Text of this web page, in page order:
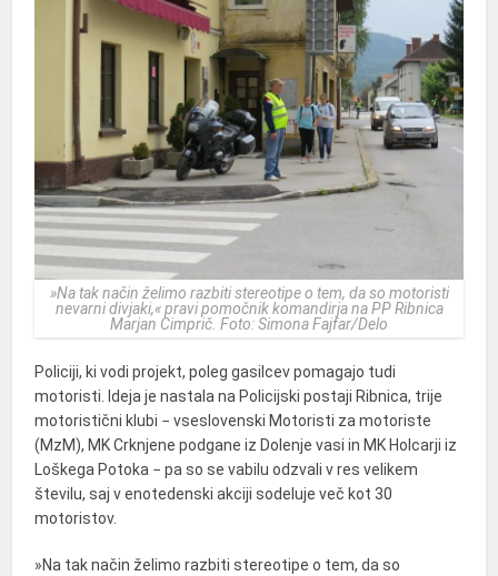
»Na tak način želimo razbiti stereotipe o tem, da so motoristi
nevarni divjaki,« pravi pomočnik komandirja na PP Ribnica
Marjan Cimprič. Foto: Simona Fajfar/Delo
Policiji, ki vodi projekt, poleg gasilcev pomagajo tudi
motoristi. Ideja je nastala na Policijski postaji Ribnica, trije
motoristični klubi − vseslovenski Motoristi za motoriste
(MzM), MK Crknjene podgane iz Dolenje vasi in MK Holcarji iz
Loškega Potoka − pa so se vabilu odzvali v res velikem
številu, saj v enotedenski akciji sodeluje več kot 30
motoristov.
»Na tak način želimo razbiti stereotipe o tem, da so